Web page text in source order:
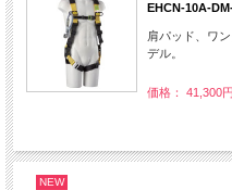
EHCN-10A-
肩パッド、ワ
デル。
価格： 41,300
NEW